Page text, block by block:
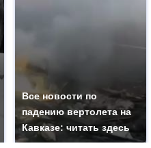
Все новости по
падению вертолета на
Кавказе: читать здесь